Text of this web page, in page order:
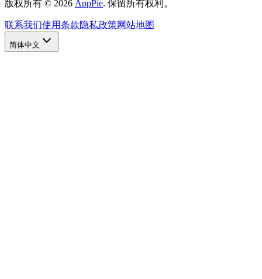
版权所有 © 2026 AppPie. 保留所有权利。
联系我们使用条款隐私政策网站地图
简体中文